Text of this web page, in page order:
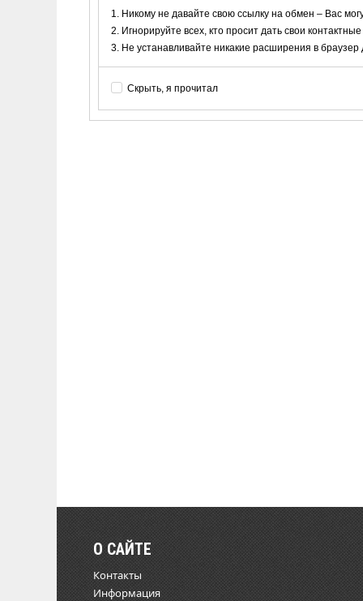
Никому не давайте свою ссылку на обмен – Вас
Игнорируйте всех, кто просит дать свои
Не устанавливайте никакие расширения в
Скрыть, я прочитал
О САЙТЕ
Контакты
Информация